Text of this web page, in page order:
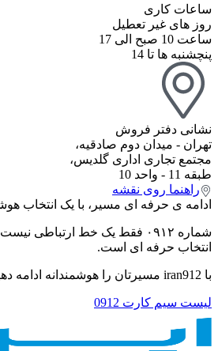
ساعات کاری
روز های غیر تعطیل
ساعت 10 صبح الی 17
پنچشنبه ها تا 14
نشانی دفتر فروش
تهران - میدان دوم صادقیه،
مجتمع تجاری اداری گلدیس،
طبقه 11 - واحد 10
راهنما روی نقشه
ادامه ی حرفه ای مسیر، با یک انتخاب
شماره ۰۹۱۲ فقط یک خط ارتباطی
انتخاب حرفه ای است.
با iran912 مسیرتان را هوشمندانه ادامه دهید.
لیست سیم کارت 0912